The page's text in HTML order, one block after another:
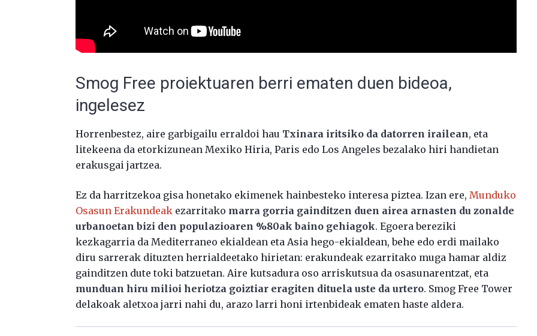
Smog Free proiektuaren berri ematen duen bideoa,
ingelesez
Horrenbestez, aire garbigailu erraldoi hau Txinara iritsiko da datorren irailean, eta
litekeena da etorkizunean Mexiko Hiria, Paris edo Los Angeles bezalako hiri handietan
erakusgai jartzea.
Ez da harritzekoa gisa honetako ekimenek hainbesteko interesa piztea. Izan ere, Munduko
Osasun Erakundeak ezarritako marra gorria gainditzen duen airea arnasten du zonalde
urbanoetan bizi den populazioaren %80ak baino gehiagok. Egoera bereziki
kezkagarria da Mediterraneo ekialdean eta Asia hego-ekialdean, behe edo erdi mailako
diru sarrerak dituzten herrialdeetako hirietan: erakundeak ezarritako muga hamar aldiz
gainditzen dute toki batzuetan. Aire kutsadura oso arriskutsua da osasunarentzat, eta
munduan hiru milioi heriotza goiztiar eragiten dituela uste da urtero. Smog Free Tower
delakoak aletxoa jarri nahi du, arazo larri honi irtenbideak ematen haste aldera.